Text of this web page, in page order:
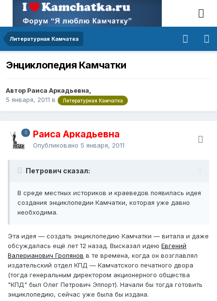
Литературная Камчатка
Энциклопедия Камчатки
Автор Раиса Аркадьевна,
5 января, 2011 в Литературная Камчатка
Раиса Аркадьевна
Опубликовано 5 января, 2011
Петрович сказал:
В среде местных историков и краеведов появилась идея
создания энциклопедии Камчатки, которая уже давно
необходима.
Эта идея — создать энциклопедию Камчатки — витала и даже
обсуждалась ещё лет 12 назад. Высказал идею Евгений
Валерианович Гропянов в те времена, когда он возглавлял
издательский отдел КПД — Камчатского печатного двора
(тогда генеральным директором акционерного общества
"КПД" был Олег Петрович Эппорт). Начали бы тогда готовить
энциклопедию, сейчас уже была бы издана.